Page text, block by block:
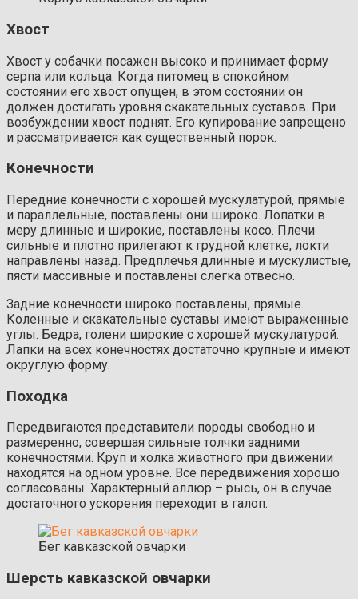
Хвост
Хвост у собачки посажен высоко и принимает форму
серпа или кольца. Когда питомец в спокойном
состоянии его хвост опущен, в этом состоянии он
должен достигать уровня скакательных суставов. При
возбуждении хвост поднят. Его купирование запрещено
и рассматривается как существенный порок.
Конечности
Передние конечности с хорошей мускулатурой, прямые
и параллельные, поставлены они широко. Лопатки в
меру длинные и широкие, поставлены косо. Плечи
сильные и плотно прилегают к грудной клетке, локти
направлены назад. Предплечья длинные и мускулистые,
пясти массивные и поставлены слегка отвесно.
Задние конечности широко поставлены, прямые.
Коленные и скакательные суставы имеют выраженные
углы. Бедра, голени широкие с хорошей мускулатурой.
Лапки на всех конечностях достаточно крупные и имеют
округлую форму.
Походка
Передвигаются представители породы свободно и
размеренно, совершая сильные толчки задними
конечностями. Круп и холка животного при движении
находятся на одном уровне. Все передвижения хорошо
согласованы. Характерный аллюр – рысь, он в случае
достаточного ускорения переходит в галоп.
Бег кавказской овчарки
Шерсть кавказской овчарки